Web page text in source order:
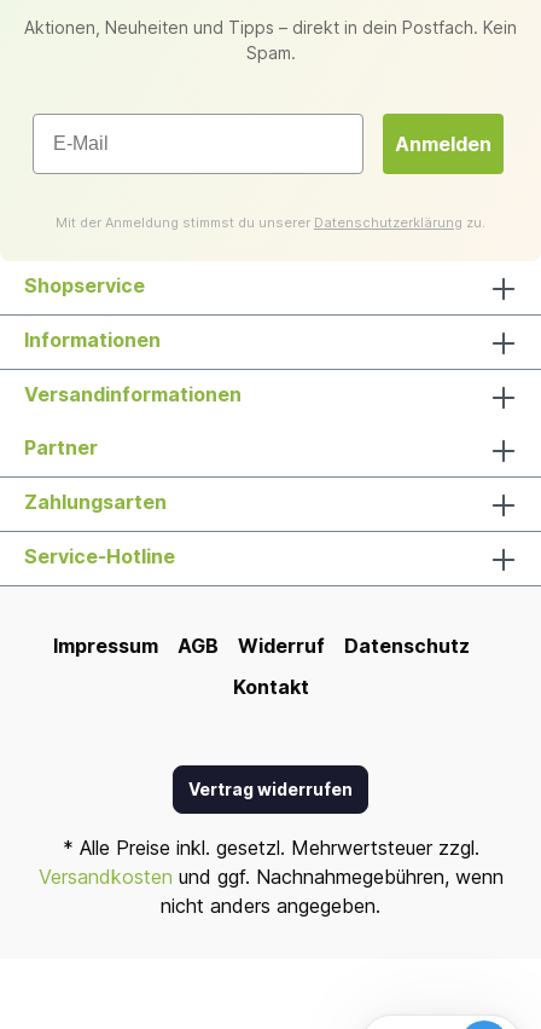
Aktionen, Neuheiten und Tipps – direkt in dein Postfach. Kein
Spam.
Email
Anmelden
Mit der Anmeldung stimmst du unserer Datenschutzerklärung zu.
Shopservice
Informationen
Versandinformationen
Partner
Zahlungsarten
Service-Hotline
Impressum AGB Widerruf
Datenschutz
Kontakt
Vertrag widerrufen
* Alle Preise inkl. gesetzl. Mehrwertsteuer zzgl.
Versandkosten und ggf. Nachnahmegebühren, wenn
nicht anders angegeben.